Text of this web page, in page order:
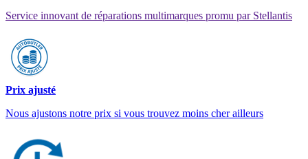
Service innovant de réparations multimarques promu par Stellantis
Prix ajusté
Nous ajustons notre prix si vous trouvez moins cher ailleurs